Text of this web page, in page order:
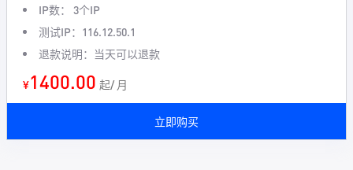
IP数： 3个IP
测试IP：116.12.50.1
退款说明：当天可以退款
¥1400.00 起/ 月
立即购买